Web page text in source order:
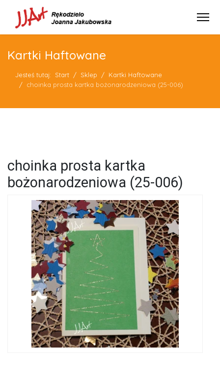
Kartki Haftowane
Jesteś tutaj: Start Sklep
Kartki Haftowane
choinka prosta kartka bożonarodzeniowa (25-006)
choinka prosta kartka
bożonarodzeniowa (25-006)